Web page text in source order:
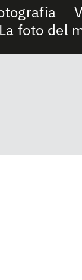
La foto del